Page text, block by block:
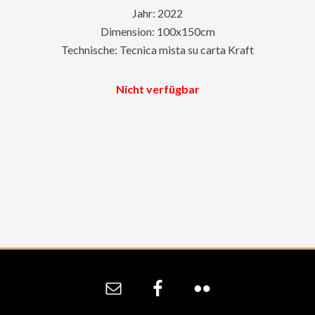
Jahr: 2022
Dimension: 100x150cm
Technische: Tecnica mista su carta Kraft
Nicht verfügbar